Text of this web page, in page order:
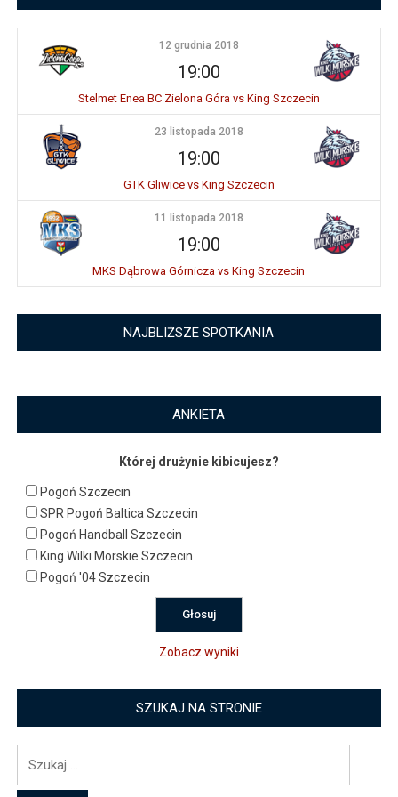
12 grudnia 2018
19:00
Stelmet Enea BC Zielona Góra vs King Szczecin
23 listopada 2018
19:00
GTK Gliwice vs King Szczecin
11 listopada 2018
19:00
MKS Dąbrowa Górnicza vs King Szczecin
NAJBLIŻSZE SPOTKANIA
ANKIETA
Której drużynie kibicujesz?
Pogoń Szczecin
SPR Pogoń Baltica Szczecin
Pogoń Handball Szczecin
King Wilki Morskie Szczecin
Pogoń '04 Szczecin
Zobacz wyniki
SZUKAJ NA STRONIE